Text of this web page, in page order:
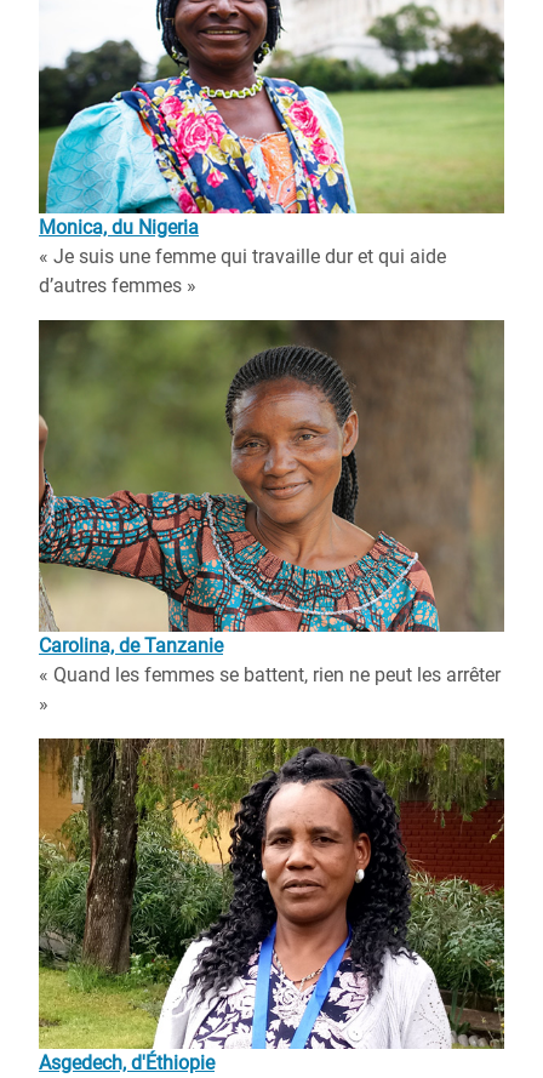
Monica, du Nigeria
« Je suis une femme qui travaille dur et qui aide
d’autres femmes »
Carolina, de Tanzanie
« Quand les femmes se battent, rien ne peut les arrêter
»
Asgedech, d'Éthiopie